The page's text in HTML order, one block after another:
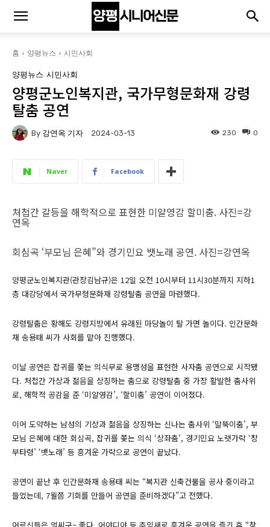
홈 양평뉴스 시민사회
양평뉴스 시민사회
양평군노인복지관, 국가무형문화재 강령
탈춤 공연
By 강연옥 기자 2024-03-13 0
230
Naver Facebook
처첩간 갈등을 해학적으로 표현한 미얄영감 할미춤. 사진=강
연옥
회심곡 ‘부모님 은혜”와 경기민요 뱃노래 공연. 사진=강연옥
양평군노인복지관(관장김남규)은 12일 오전 10시부터 11시30분까지 지하1
층 대강당에서 국가무형문화재 강령탈춤 공연을 마련했다.
강령탈춤은 황해도 강령지방에서 유래된 마당놀이 탈 가면 놀이다. 인간문화
재 송용태 씨가 사회를 맡아 진행했다.
이날 공연은 잡귀를 쫓는 의식무로 용맹성을 표현한 사자춤 공연으로 시작됐
다. 처첩간 가상과 젊음을 상징하는 춤으로 강령탈춤 중 가장 활발한 춤사위
로, 해학적 공감을 준 ‘미얄영감’, ‘할미춤’ 공연이 이어졌다.
이어 도약하는 남성의 기상과 젊음을 상징하는 신나는 춤사위 ‘말뚝이춤’, 부
모님 은혜에 대한 회심곡, 잡귀를 쫒는 의식 ‘상좌춤’, 경기민요 노랫가락 ‘창
부타령’ ‘뱃노래’ 등 흥겨운 가락으로 공연이 끝났다.
공연이 끝난 후 인간문화재 송용태 씨는 “복지관 신축건물을 공사 중이라고
들었는데, 7월쯤 기회를 만들어 공연을 준비하겠다”고 전했다.